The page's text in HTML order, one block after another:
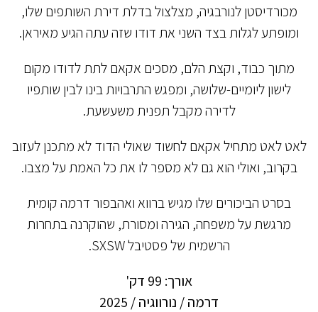
מכורדיסטן לנורבגיה, מצלצול בדלת דירת השותפים שלו,
ומופתע לגלות בצד השני את דודו שזה עתה הגיע מאיראן.
מתוך כבוד, וקצת הלם, מסכים אקאם לתת לדודו מקום
לישון ליומיים-שלושה, ומפגש התרבויות בינו לבין שותפיו
לדירה מקבל תפנית משעשעת.
לאט לאט מתחיל אקאם לחשוד שאולי הדוד לא מתכנן לעזוב
בקרוב, ואולי הוא גם לא מספר לו את כל האמת על מצבו.
בסרט הביכורים שלו מגיש ברווא ואהבפור דרמה קומית
מרגשת על משפחה, הגירה ומסורת, שהוקרנה בתחרות
הרשמית של פסטיבל SXSW.
אורך: 99 דק'
דרמה / נורווגיה / 2025